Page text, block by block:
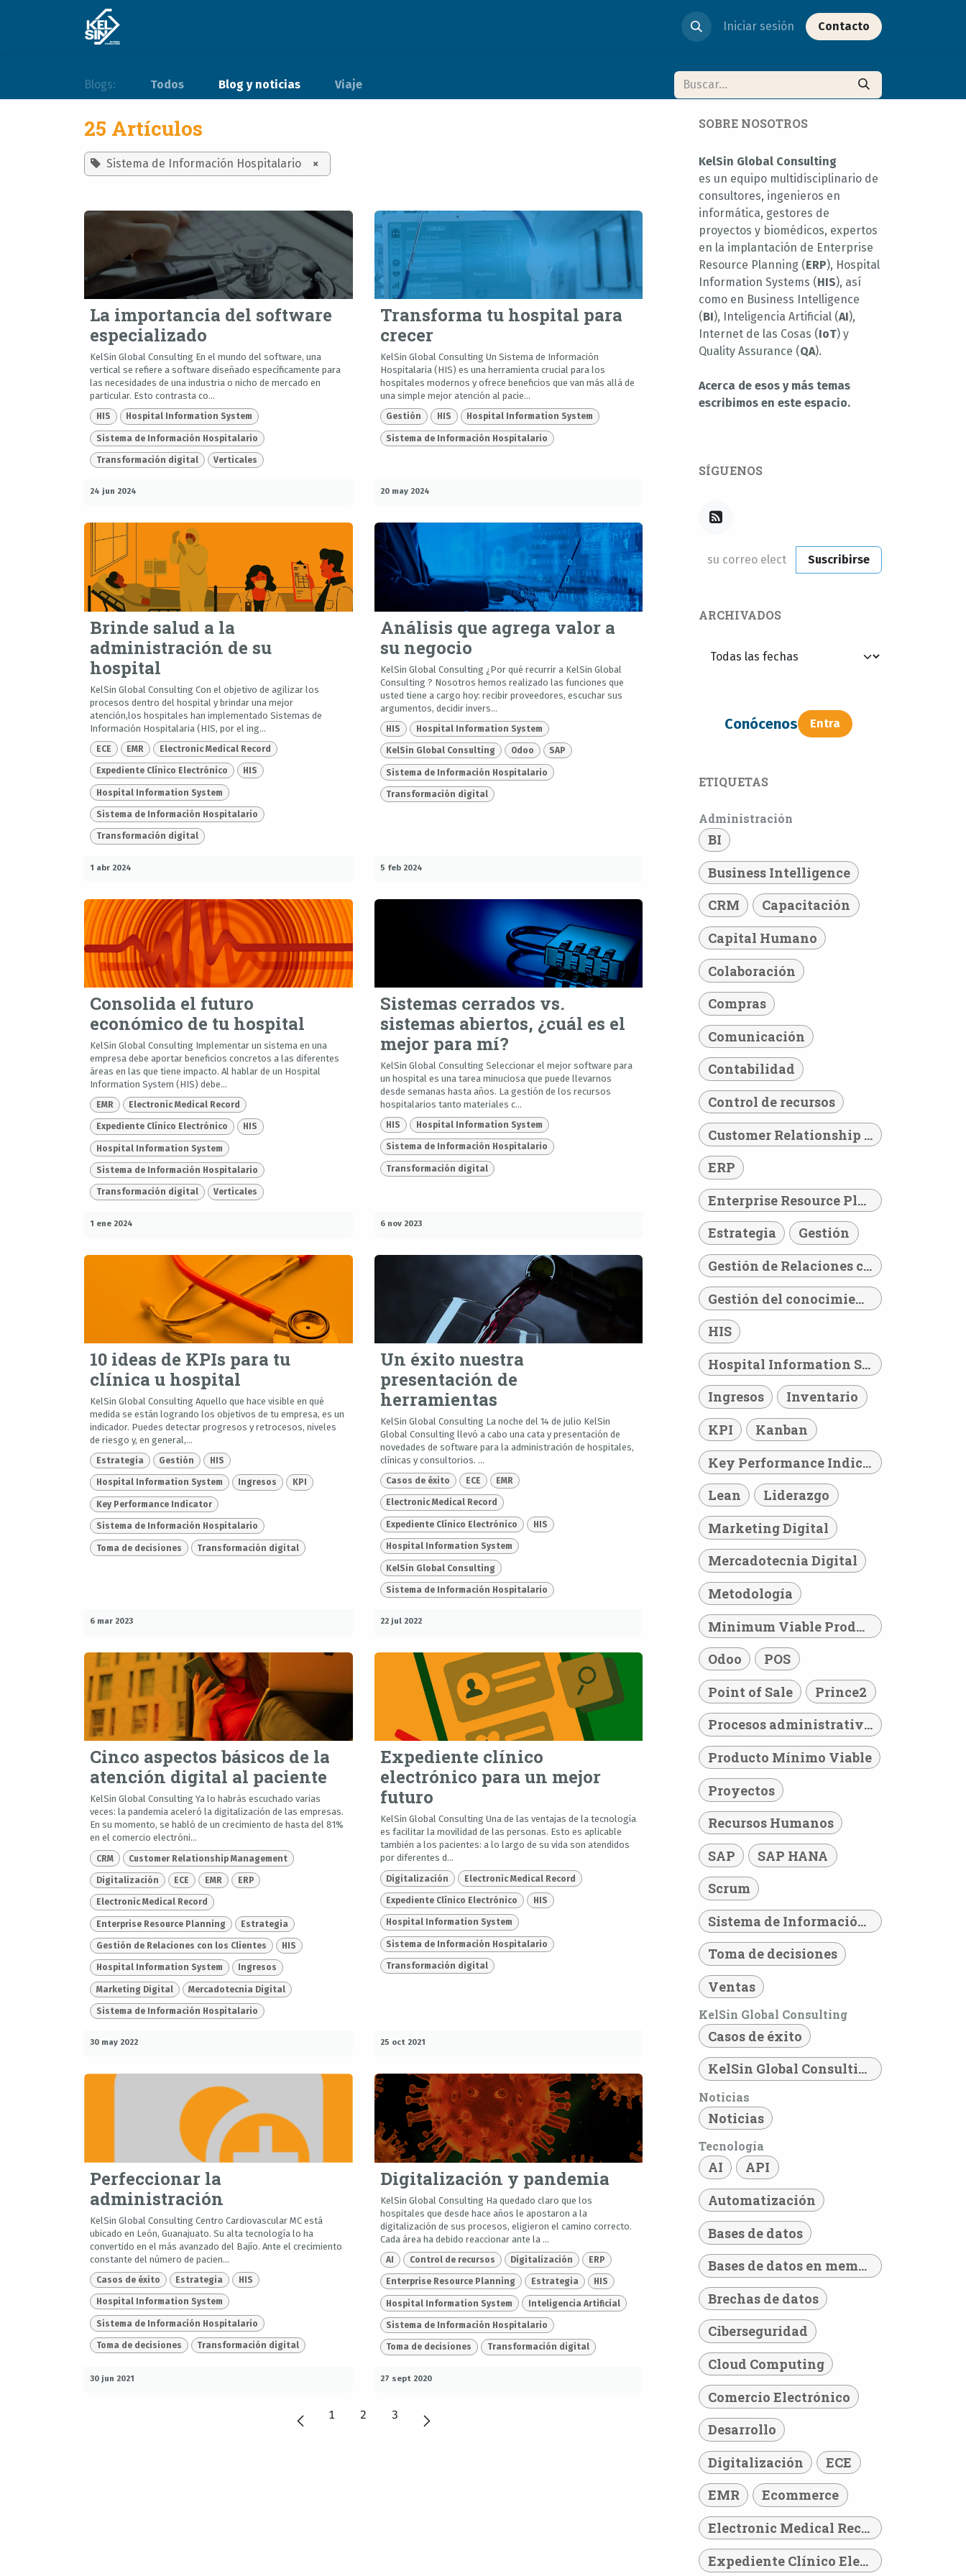
Iniciar sesión Contacto
Blogs: Todos Blog y noticias Viaje
25 Artículos
Sistema de Información Hospitalario ×
La importancia del software
especializado
KelSin Global Consulting En el mundo del software, una
vertical se refiere a software diseñado específicamente para
las necesidades de una industria o nicho de mercado en
particular. Esto contrasta co...
HIS Hospital Information System
Sistema de Información Hospitalario
Transformación digital Verticales
24 jun 2024
Transforma tu hospital para
crecer
KelSin Global Consulting Un Sistema de Información
Hospitalaria (HIS) es una herramienta crucial para los
hospitales modernos y ofrece beneficios que van más allá de
una simple mejor atención al pacie...
Gestión HIS Hospital Information System
Sistema de Información Hospitalario
20 may 2024
Brinde salud a la
administración de su
hospital
KelSin Global Consulting Con el objetivo de agilizar los
procesos dentro del hospital y brindar una mejor
atención,los hospitales han implementado Sistemas de
Información Hospitalaria (HIS, por el ing...
ECE EMR Electronic Medical Record
Expediente Clínico Electrónico HIS
Hospital Information System
Sistema de Información Hospitalario
Transformación digital
1 abr 2024
Análisis que agrega valor a
su negocio
KelSin Global Consulting ¿Por qué recurrir a KelSin Global
Consulting ? Nosotros hemos realizado las funciones que
usted tiene a cargo hoy: recibir proveedores, escuchar sus
argumentos, decidir invers...
HIS Hospital Information System
KelSin Global Consulting Odoo SAP
Sistema de Información Hospitalario
Transformación digital
5 feb 2024
Consolida el futuro
económico de tu hospital
KelSin Global Consulting Implementar un sistema en una
empresa debe aportar beneficios concretos a las diferentes
áreas en las que tiene impacto. Al hablar de un Hospital
Information System (HIS) debe...
EMR Electronic Medical Record
Expediente Clínico Electrónico HIS
Hospital Information System
Sistema de Información Hospitalario
Transformación digital Verticales
1 ene 2024
Sistemas cerrados vs.
sistemas abiertos, ¿cuál es el
mejor para mí?
KelSin Global Consulting Seleccionar el mejor software para
un hospital es una tarea minuciosa que puede llevarnos
desde semanas hasta años. La gestión de los recursos
hospitalarios tanto materiales c...
HIS Hospital Information System
Sistema de Información Hospitalario
Transformación digital
6 nov 2023
10 ideas de KPIs para tu
clínica u hospital
KelSin Global Consulting Aquello que hace visible en qué
medida se están logrando los objetivos de tu empresa, es un
indicador. Puedes detectar progresos y retrocesos, niveles
de riesgo y, en general,...
Estrategia Gestión HIS
Hospital Information System Ingresos KPI
Key Performance Indicator
Sistema de Información Hospitalario
Toma de decisiones Transformación digital
6 mar 2023
Un éxito nuestra
presentación de
herramientas
KelSin Global Consulting La noche del 14 de julio KelSin
Global Consulting llevó a cabo una cata y presentación de
novedades de software para la administración de hospitales,
clínicas y consultorios. ...
Casos de éxito ECE EMR
Electronic Medical Record
Expediente Clínico Electrónico HIS
Hospital Information System
KelSin Global Consulting
Sistema de Información Hospitalario
22 jul 2022
Cinco aspectos básicos de la
atención digital al paciente
KelSin Global Consulting Ya lo habrás escuchado varias
veces: la pandemia aceleró la digitalización de las empresas.
En su momento, se habló de un crecimiento de hasta del 81%
en el comercio electróni...
CRM Customer Relationship Management
Digitalización ECE EMR ERP
Electronic Medical Record
Enterprise Resource Planning Estrategia
Gestión de Relaciones con los Clientes HIS
Hospital Information System Ingresos
Marketing Digital Mercadotecnia Digital
Sistema de Información Hospitalario
30 may 2022
Expediente clínico
electrónico para un mejor
futuro
KelSin Global Consulting Una de las ventajas de la tecnología
es facilitar la movilidad de las personas. Esto es aplicable
también a los pacientes: a lo largo de su vida son atendidos
por diferentes d...
Digitalización Electronic Medical Record
Expediente Clínico Electrónico HIS
Hospital Information System
Sistema de Información Hospitalario
Transformación digital
25 oct 2021
Perfeccionar la
administración
KelSin Global Consulting Centro Cardiovascular MC está
ubicado en León, Guanajuato. Su alta tecnología lo ha
convertido en el más avanzado del Bajío. Ante el crecimiento
constante del número de pacien...
Casos de éxito Estrategia HIS
Hospital Information System
Sistema de Información Hospitalario
Toma de decisiones Transformación digital
30 jun 2021
Digitalización y pandemia
KelSin Global Consulting Ha quedado claro que los
hospitales que desde hace años le apostaron a la
digitalización de sus procesos, eligieron el camino correcto.
Cada área ha debido reaccionar ante la ...
AI Control de recursos Digitalización ERP
Enterprise Resource Planning Estrategia HIS
Hospital Information System Inteligencia Artificial
Sistema de Información Hospitalario
Toma de decisiones Transformación digital
27 sept 2020
1 2 3
SOBRE NOSOTROS
KelSin Global Consulting
es un equipo multidisciplinario de
consultores, ingenieros en
informática, gestores de
proyectos y biomédicos, expertos
en la implantación de Enterprise
Resource Planning (ERP), Hospital
Information Systems (HIS), así
como en Business Intelligence
(BI), Inteligencia Artificial (AI),
Internet de las Cosas (IoT) y
Quality Assurance (QA).
Acerca de esos y más temas
escribimos en este espacio.
SÍGUENOS
Suscribirse
ARCHIVADOS
Entra​​​​
Conócenos
ETIQUETAS
Administración
BI
Business Intelligence
CRM
Capacitación
Capital Humano
Colaboración
Compras
Comunicación
Contabilidad
Control de recursos
Customer Relationship Management
ERP
Enterprise Resource Planning
Estrategia
Gestión
Gestión de Relaciones con los Clientes
Gestión del conocimiento
HIS
Hospital Information System
Ingresos
Inventario
KPI
Kanban
Key Performance Indicator
Lean
Liderazgo
Marketing Digital
Mercadotecnia Digital
Metodología
Minimum Viable Product
Odoo
POS
Point of Sale
Prince2
Procesos administrativos
Producto Mínimo Viable
Proyectos
Recursos Humanos
SAP
SAP HANA
Scrum
Sistema de Información Hospitalario
Toma de decisiones
Ventas
KelSin Global Consulting
Casos de éxito
KelSin Global Consulting
Noticias
Noticias
Tecnología
AI
API
Automatización
Bases de datos
Bases de datos en memoria
Brechas de datos
Ciberseguridad
Cloud Computing
Comercio Electrónico
Desarrollo
Digitalización
ECE
EMR
Ecommerce
Electronic Medical Record
Expediente Clínico Electrónico